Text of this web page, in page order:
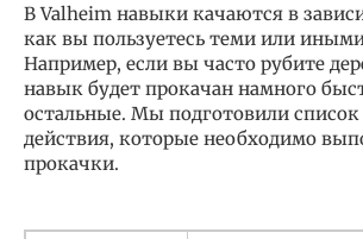
В Valheim навыки качаются в
как вы пользуетесь теми или
Например, если вы часто рубите
навык будет прокачан намного
остальные. Мы подготовили
действия, которые необходимо
прокачки.